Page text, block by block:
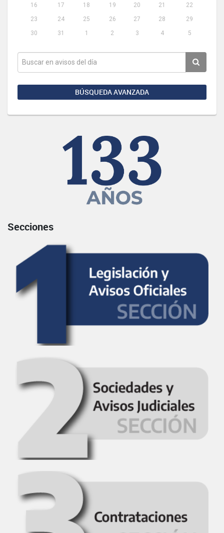
16
17 18 19 20 21
22
23
24 25 26 27 28
29
30
31 1 2 3 4 5
BÚSQUEDA AVANZADA
Secciones